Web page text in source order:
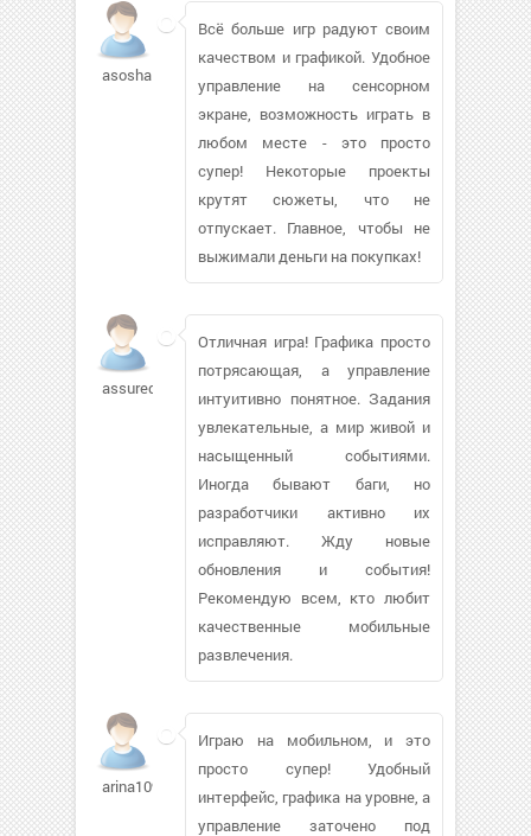
asosha
Всё больше игр радуют своим
качеством и графикой. Удобное
управление на сенсорном
экране, возможность играть в
любом месте - это просто
супер! Некоторые проекты
крутят сюжеты, что не
отпускает. Главное, чтобы не
выжимали деньги на покупках!
assured83
Отличная игра! Графика просто
потрясающая, а управление
интуитивно понятное. Задания
увлекательные, а мир живой и
насыщенный событиями.
Иногда бывают баги, но
разработчики активно их
исправляют. Жду новые
обновления и события!
Рекомендую всем, кто любит
качественные мобильные
развлечения.
arina1092544
Играю на мобильном, и это
просто супер! Удобный
интерфейс, графика на уровне, а
управление заточено под